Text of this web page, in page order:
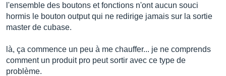
l'ensemble des boutons et fonctions n'ont aucun souci
hormis le bouton output qui ne redirige jamais sur la sortie
master de cubase.
là, ça commence un peu à me chauffer... je ne comprends
comment un produit pro peut sortir avec ce type de
problème.